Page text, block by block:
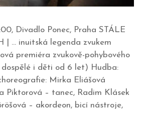
Divadlo Ponec, Praha STÁLE
| … inuitská legenda zvukem
premiéra zvukově-pohybového
i děti od 6 let) Hudba:
Mirka Eliášová
Piktorová – tanec, Radim Klásek
– akordeon, bicí nástroje,